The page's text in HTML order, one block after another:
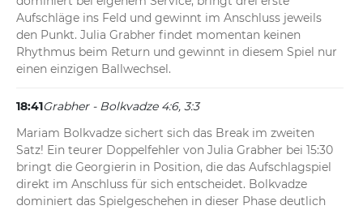
Aufschläge ins Feld und gewinnt im Anschluss jeweils
den Punkt. Julia Grabher findet momentan keinen
Rhythmus beim Return und gewinnt in diesem Spiel nur
einen einzigen Ballwechsel.
18:41Grabher - Bolkvadze 4:6, 3:3
Mariam Bolkvadze sichert sich das Break im zweiten
Satz! Ein teurer Doppelfehler von Julia Grabher bei 15:30
bringt die Georgierin in Position, die das Aufschlagspiel
direkt im Anschluss für sich entscheidet. Bolkvadze
dominiert das Spielgeschehen in dieser Phase deutlich